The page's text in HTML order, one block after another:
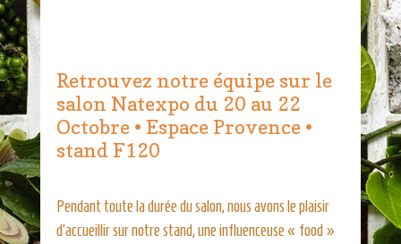
Retrouvez notre équipe sur le
salon Natexpo du 20 au 22
Octobre • Espace Provence •
stand F120
Pendant toute la durée du salon, nous avons le plaisir
d’accueillir sur notre stand, une influenceuse « food »